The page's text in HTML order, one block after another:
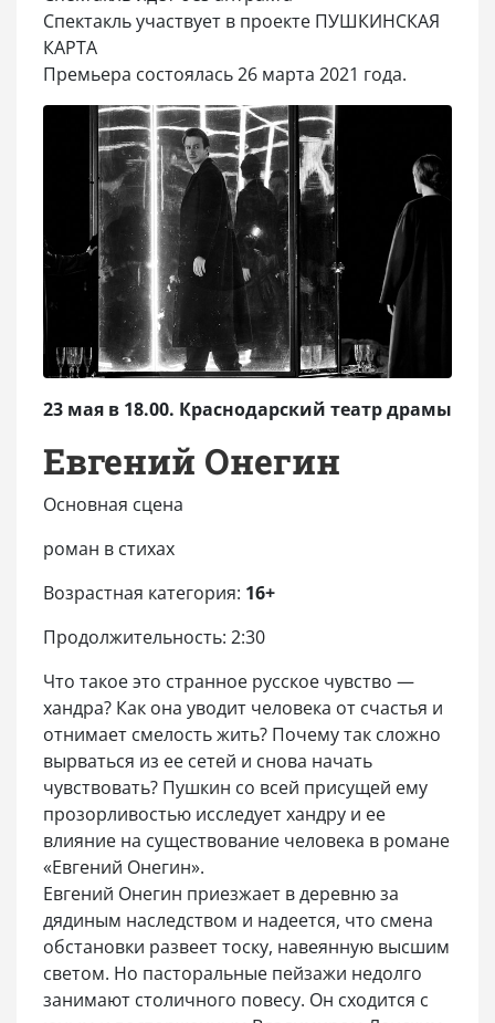
Спектакль участвует в проекте ПУШКИНСКАЯ
КАРТА
Премьера состоялась 26 марта 2021 года.
23 мая в 18.00. Краснодарский театр драмы
Евгений Онегин
Основная сцена
роман в стихах
Возрастная категория: 16+
Продолжительность: 2:30
Что такое это странное русское чувство —
хандра? Как она уводит человека от счастья и
отнимает смелость жить? Почему так сложно
вырваться из ее сетей и снова начать
чувствовать? Пушкин со всей присущей ему
прозорливостью исследует хандру и ее
влияние на существование человека в романе
«Евгений Онегин».
Евгений Онегин приезжает в деревню за
дядиным наследством и надеется, что смена
обстановки развеет тоску, навеянную высшим
светом. Но пасторальные пейзажи недолго
занимают столичного повесу. Он сходится с